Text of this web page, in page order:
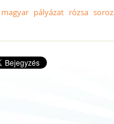
magyar pályázat rózsa